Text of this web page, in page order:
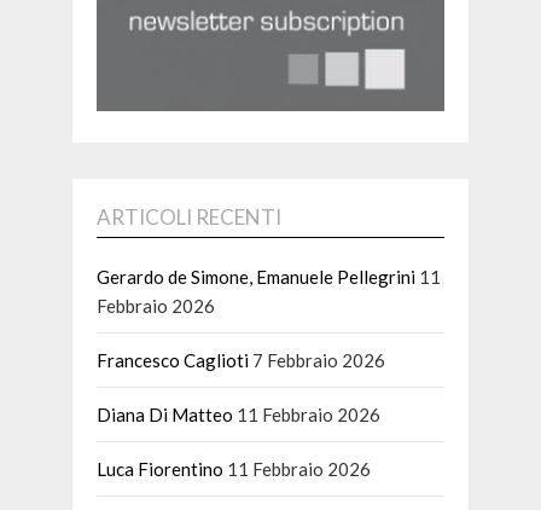
ARTICOLI RECENTI
Gerardo de Simone, Emanuele Pellegrini 11
Febbraio 2026
Francesco Caglioti 7 Febbraio 2026
Diana Di Matteo 11 Febbraio 2026
Luca Fiorentino 11 Febbraio 2026